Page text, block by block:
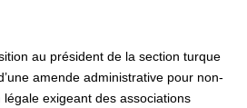
au président de la section turque
amende administrative pour non-
légale exigeant des associations